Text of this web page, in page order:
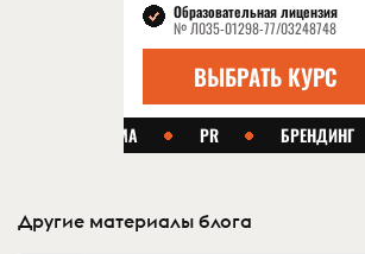
Другие материалы блога